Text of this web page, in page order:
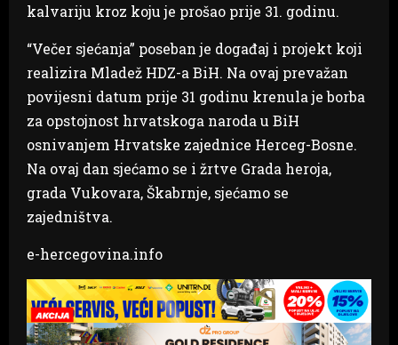
kalvariju kroz koju je prošao prije 31. godinu.
“Večer sjećanja” poseban je događaj i projekt koji
realizira Mladež HDZ-a BiH. Na ovaj prevažan
povijesni datum prije 31 godinu krenula je borba
za opstojnost hrvatskoga naroda u BiH
osnivanjem Hrvatske zajednice Herceg-Bosne.
Na ovaj dan sjećamo se i žrtve Grada heroja,
grada Vukovara, Škabrnje, sjećamo se
zajedništva.
e-hercegovina.info